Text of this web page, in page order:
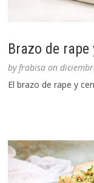
Brazo de
byfrabisa on
El brazo de rape y